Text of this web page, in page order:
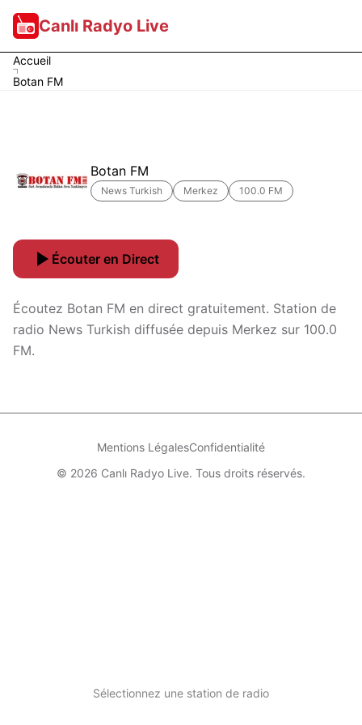
Canlı Radyo Live
Accueil
Botan FM
Botan FM
News Turkish Merkez 100.0 FM
Écouter en Direct
Écoutez Botan FM en direct gratuitement. Station de
radio News Turkish diffusée depuis Merkez sur 100.0
FM.
Mentions LégalesConfidentialité
© 2026 Canlı Radyo Live. Tous droits réservés.
Sélectionnez une station de radio